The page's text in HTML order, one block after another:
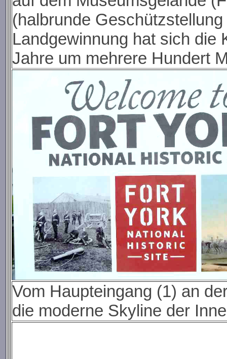
(halbrunde
Landgewinnung hat sich die
Jahre um mehrere Hundert
Vom Haupteingang (1) an
die moderne Skyline der